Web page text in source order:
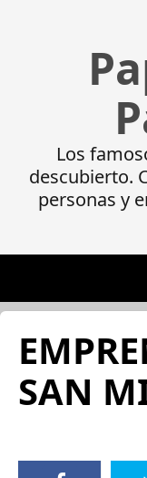
Los
descubierto.
personas y
SAN